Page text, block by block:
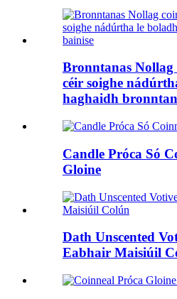
Bronntanas
céir soighe
haghaidh
Candle Próca Só
Gloine
Dath Unscented
Eabhair Maisiúil